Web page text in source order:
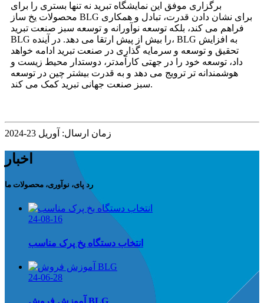
برگزاری موفق این نمایشگاه تبرید نه تنها بستری را برای
محصولات یخ ساز BLG برای نشان دادن قدرت، تبادل و همکاری
فراهم می کند، بلکه توسعه نوآورانه و توسعه سبز صنعت تبرید
BLG را بیش از پیش ارتقا می دهد. در آینده، BLG به افزایش
تحقیق و توسعه و سرمایه گذاری در صنعت تبرید ادامه خواهد
داد، توسعه خود را در جهتی کارآمدتر، دوستدار محیط زیست و
هوشمندانه تر ترویج می دهد و به قدرت بیشتر چین در توسعه
سبز صنعت جهانی تبرید کمک می کند.
زمان ارسال: آوریل 23-2024
اخبار
رد پای، نوآوری، محصولات ما
24-08-16
انتخاب دستگاه یخ پرک مناسب
24-06-28
آموزش فروش BLG